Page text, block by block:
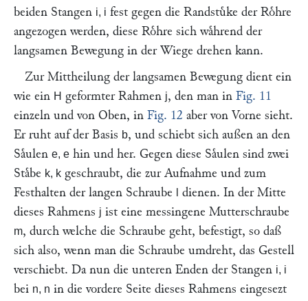
beiden Stangen i, i fest gegen die Randstuͤke der Roͤhre
angezogen werden, diese Roͤhre sich waͤhrend der
langsamen Bewegung in der Wiege drehen kann.
Zur Mittheilung der langsamen Bewegung dient ein
wie ein H geformter Rahmen j, den man in Fig. 11
einzeln und von Oben, in Fig. 12 aber von Vorne sieht.
Er ruht auf der Basis b, und schiebt sich außen an den
Saͤulen e, e hin und her. Gegen diese Saͤulen sind zwei
Staͤbe k, k geschraubt, die zur Aufnahme und zum
Festhalten der langen Schraube
dienen. In der Mitte
dieses Rahmens j ist eine messingene Mutterschraube
m, durch welche die Schraube geht, befestigt, so daß
sich also, wenn man die Schraube umdreht, das Gestell
verschiebt. Da nun die unteren Enden der Stangen i, i
bei n, n in die vordere Seite dieses Rahmens eingesezt